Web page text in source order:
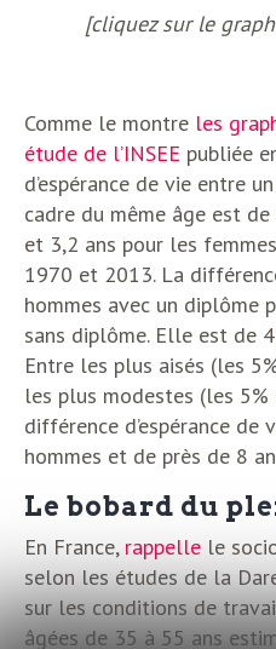
[cliquez sur le
Comme le montre les
étude de l’INSEE publiée
d’espérance de vie entre
cadre du même âge est
et 3,2 ans pour les
1970 et 2013. La
hommes avec un diplôme
sans diplôme. Elle est de
Entre les plus aisés (les
les plus modestes (les
différence d’espérance de
hommes et de près de 8
Le bobard du
En France, rappelle le
selon les études de la
sur les conditions de
âgées de 35 à 55 ans